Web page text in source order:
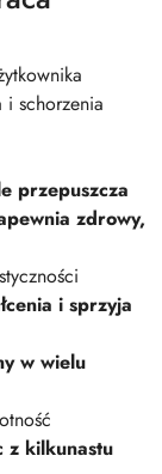
i schorzenia
przepuszcza
zdrowy,
i sprzyja
w wielu
z kilkunastu